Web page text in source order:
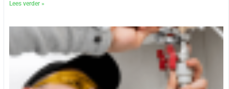
Lees verder »